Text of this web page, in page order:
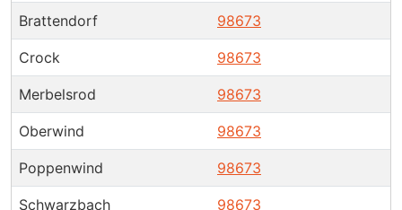
Brattendorf 98673
Crock 98673
Merbelsrod 98673
Oberwind 98673
Poppenwind 98673
Schwarzbach 98673